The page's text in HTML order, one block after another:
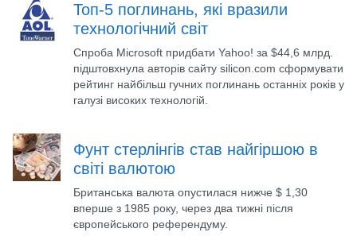
Топ-5 поглинань, які вразили
технологічний світ
Спроба Microsoft придбати Yahoo! за $44,6 млрд.
підштовхнула авторів сайту silicon.com сформувати
рейтинг найбільш гучних поглинань останніх років у
галузі високих технологій.
Фунт стерлінгів став найгіршою в
світі валютою
Британська валюта опустилася нижче $ 1,30
вперше з 1985 року, через два тижні після
європейського референдуму.